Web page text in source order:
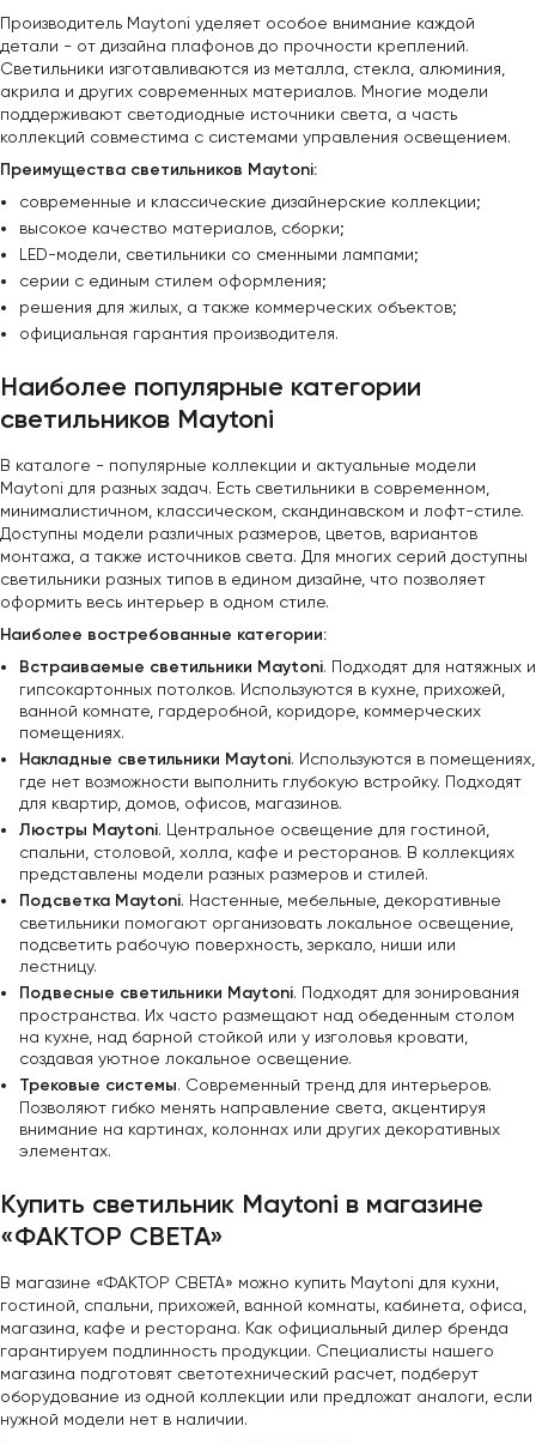
Производитель Maytoni уделяет особое внимание каждой
детали - от дизайна плафонов до прочности креплений.
Светильники изготавливаются из металла, стекла, алюминия,
акрила и других современных материалов. Многие модели
поддерживают светодиодные источники света, а часть
коллекций совместима с системами управления освещением.
Преимущества светильников Maytoni:
современные и классические дизайнерские коллекции;
высокое качество материалов, сборки;
LED-модели, светильники со сменными лампами;
серии с единым стилем оформления;
решения для жилых, а также коммерческих объектов;
официальная гарантия производителя.
Наиболее популярные категории
светильников Maytoni
В каталоге - популярные коллекции и актуальные модели
Maytoni для разных задач. Есть светильники в современном,
минималистичном, классическом, скандинавском и лофт-стиле.
Доступны модели различных размеров, цветов, вариантов
монтажа, а также источников света. Для многих серий доступны
светильники разных типов в едином дизайне, что позволяет
оформить весь интерьер в одном стиле.
Наиболее востребованные категории:
Встраиваемые светильники Maytoni. Подходят для натяжных и
гипсокартонных потолков. Используются в кухне, прихожей,
ванной комнате, гардеробной, коридоре, коммерческих
помещениях.
Накладные светильники Maytoni. Используются в помещениях,
где нет возможности выполнить глубокую встройку. Подходят
для квартир, домов, офисов, магазинов.
Люстры Maytoni. Центральное освещение для гостиной,
спальни, столовой, холла, кафе и ресторанов. В коллекциях
представлены модели разных размеров и стилей.
Подсветка Maytoni. Настенные, мебельные, декоративные
светильники помогают организовать локальное освещение,
подсветить рабочую поверхность, зеркало, ниши или
лестницу.
Подвесные светильники Maytoni. Подходят для зонирования
пространства. Их часто размещают над обеденным столом
на кухне, над барной стойкой или у изголовья кровати,
создавая уютное локальное освещение.
Трековые системы. Современный тренд для интерьеров.
Позволяют гибко менять направление света, акцентируя
внимание на картинах, колоннах или других декоративных
элементах.
Купить светильник Maytoni в магазине
«ФАКТОР СВЕТА»
В магазине «ФАКТОР СВЕТА» можно купить Maytoni для кухни,
гостиной, спальни, прихожей, ванной комнаты, кабинета, офиса,
магазина, кафе и ресторана. Как официальный дилер бренда
гарантируем подлинность продукции. Специалисты нашего
магазина подготовят светотехнический расчет, подберут
оборудование из одной коллекции или предложат аналоги, если
нужной модели нет в наличии.